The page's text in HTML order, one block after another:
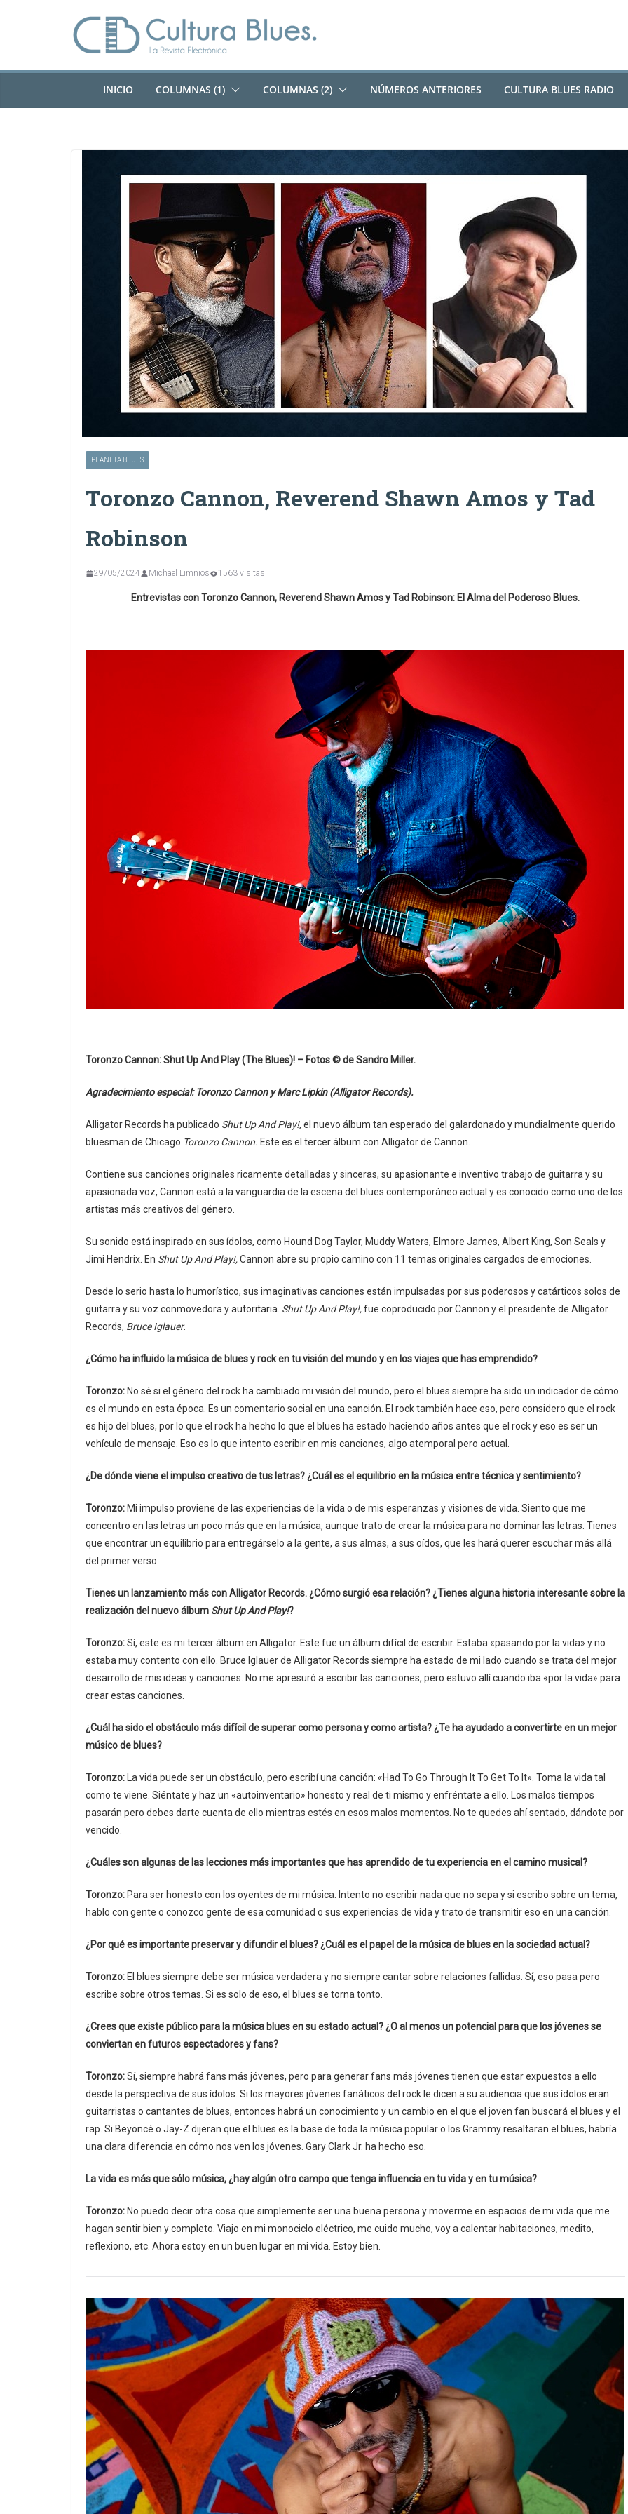
INICIO COLUMNAS (1) COLUMNAS (2) NÚMEROS ANTERIORES CULTURA BLUES RADIO
PLANETA BLUES
Toronzo Cannon, Reverend Shawn Amos y Tad
Robinson
29/05/2024 Michael Limnios 1563 visitas
Entrevistas con Toronzo Cannon, Reverend Shawn Amos y Tad Robinson: El Alma del Poderoso Blues.
Toronzo Cannon: Shut Up And Play (The Blues)! – Fotos © de Sandro Miller.
Agradecimiento especial: Toronzo Cannon y Marc Lipkin (Alligator Records).
Alligator Records ha publicado Shut Up And Play!, el nuevo álbum tan esperado del galardonado y mundialmente querido
bluesman de Chicago Toronzo Cannon. Este es el tercer álbum con Alligator de Cannon.
Contiene sus canciones originales ricamente detalladas y sinceras, su apasionante e inventivo trabajo de guitarra y su
apasionada voz, Cannon está a la vanguardia de la escena del blues contemporáneo actual y es conocido como uno de los
artistas más creativos del género.
Su sonido está inspirado en sus ídolos, como Hound Dog Taylor, Muddy Waters, Elmore James, Albert King, Son Seals y
Jimi Hendrix. En Shut Up And Play!,Cannon abre su propio camino con 11 temas originales cargados de emociones.
Desde lo serio hasta lo humorístico, sus imaginativas canciones están impulsadas por sus poderosos y catárticos solos de
guitarra y su voz conmovedora y autoritaria. Shut Up And Play!,fue coproducido por Cannon y el presidente de Alligator
Records, Bruce Iglauer.
¿Cómo ha influido la música de blues y rock en tu visión del mundo y en los viajes que has emprendido?
Toronzo: No sé si el género del rock ha cambiado mi visión del mundo, pero el blues siempre ha sido un indicador de cómo
es el mundo en esta época. Es un comentario social en una canción. El rock también hace eso, pero considero que el rock
es hijo del blues, por lo que el rock ha hecho lo que el blues ha estado haciendo años antes que el rock y eso es ser un
vehículo de mensaje. Eso es lo que intento escribir en mis canciones, algo atemporal pero actual.
¿De dónde viene el impulso creativo de tus letras? ¿Cuál es el equilibrio en la música entre técnica y sentimiento?
Toronzo: Mi impulso proviene de las experiencias de la vida o de mis esperanzas y visiones de vida. Siento que me
concentro en las letras un poco más que en la música, aunque trato de crear la música para no dominar las letras. Tienes
que encontrar un equilibrio para entregárselo a la gente, a sus almas, a sus oídos, que les hará querer escuchar más allá
del primer verso.
Tienes un lanzamiento más con Alligator Records. ¿Cómo surgió esa relación? ¿Tienes alguna historia interesante sobre la
realización del nuevo álbum Shut Up And Play!?
Toronzo:Sí, este es mi tercer álbum en Alligator. Este fue un álbum difícil de escribir. Estaba «pasando por la vida» y no
estaba muy contento con ello. Bruce Iglauer de Alligator Records siempre ha estado de mi lado cuando se trata del mejor
desarrollo de mis ideas y canciones. No me apresuró a escribir las canciones, pero estuvo allí cuando iba «por la vida» para
crear estas canciones.
¿Cuál ha sido el obstáculo más difícil de superar como persona y como artista? ¿Te ha ayudado a convertirte en un mejor
músico de blues?
Toronzo: La vida puede ser un obstáculo, pero escribí una canción: «Had To Go Through It To Get To It». Toma la vida tal
como te viene. Siéntate y haz un «autoinventario» honesto y real de ti mismo y enfréntate a ello. Los malos tiempos
pasarán pero debes darte cuenta de ello mientras estés en esos malos momentos. No te quedes ahí sentado, dándote por
vencido.
¿Cuáles son algunas de las lecciones más importantes que has aprendido de tu experiencia en el camino musical?
Toronzo: Para ser honesto con los oyentes de mi música. Intento no escribir nada que no sepa y si escribo sobre un tema,
hablo con gente o conozco gente de esa comunidad o sus experiencias de vida y trato de transmitir eso en una canción.
¿Por qué es importante preservar y difundir el blues? ¿Cuál es el papel de la música de blues en la sociedad actual?
Toronzo: El blues siempre debe ser música verdadera y no siempre cantar sobre relaciones fallidas. Sí, eso pasa pero
escribe sobre otros temas. Si es solo de eso, el blues se torna tonto.
¿Crees que existe público para la música blues en su estado actual? ¿O al menos un potencial para que los jóvenes se
conviertan en futuros espectadores y fans?
Toronzo:Sí, siempre habrá fans más jóvenes, pero para generar fans más jóvenes tienen que estar expuestos a ello
desde la perspectiva de sus ídolos. Si los mayores jóvenes fanáticos del rock le dicen a su audiencia que sus ídolos eran
guitarristas o cantantes de blues, entonces habrá un conocimiento y un cambio en el que el joven fan buscará el blues y el
rap. Si Beyoncé o Jay-Z dijeran que el blues es la base de toda la música popular o los Grammy resaltaran el blues, habría
una clara diferencia en cómo nos ven los jóvenes. Gary Clark Jr. ha hecho eso.
La vida es más que sólo música, ¿hay algún otro campo que tenga influencia en tu vida y en tu música?
Toronzo: No puedo decir otra cosa que simplemente ser una buena persona y moverme en espacios de mi vida que me
hagan sentir bien y completo. Viajo en mi monociclo eléctrico, me cuido mucho, voy a calentar habitaciones, medito,
reflexiono, etc. Ahora estoy en un buen lugar en mi vida. Estoy bien.